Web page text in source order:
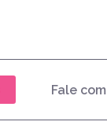
Fale